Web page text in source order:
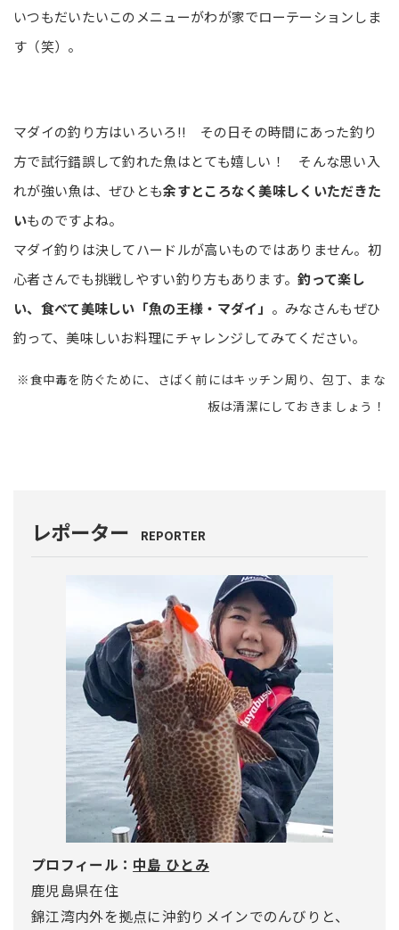
いつもだいたいこのメニューがわが家でローテーションしま
す（笑）。
マダイの釣り方はいろいろ!! その日その時間にあった釣り
方で試行錯誤して釣れた魚はとても嬉しい！ そんな思い入
れが強い魚は、ぜひとも余すところなく美味しくいただきた
いものですよね。
マダイ釣りは決してハードルが高いものではありません。初
心者さんでも挑戦しやすい釣り方もあります。釣って楽し
い、食べて美味しい「魚の王様・マダイ」 。みなさんもぜひ
釣って、美味しいお料理にチャレンジしてみてください。
※食中毒を防ぐために、さばく前にはキッチン周り、包丁、まな
板は清潔にしておきましょう！
レポーター REPORTER
プロフィール： 中島 ひとみ
鹿児島県在住
錦江湾内外を拠点に沖釣りメインでのんびりと、